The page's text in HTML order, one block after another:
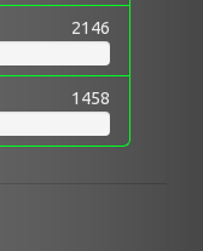
2146
1458